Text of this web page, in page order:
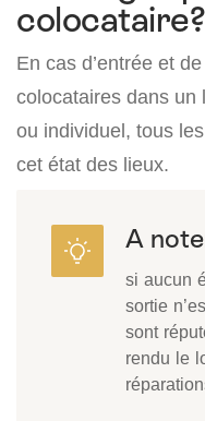
colocataire?
En cas d’entrée et
colocataires dans un
ou individuel, tous
cet état des lieux.
A
si aucun
sortie
sont
rendu le